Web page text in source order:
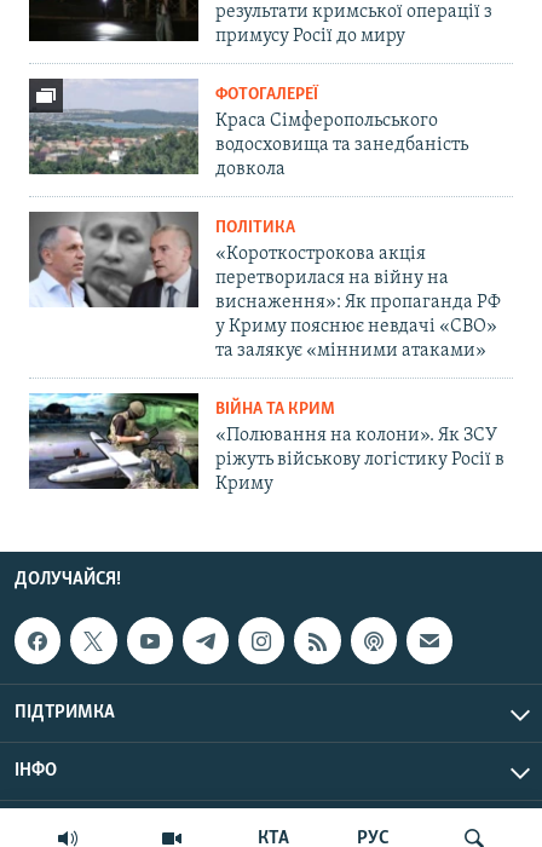
КТА РУС
результати кримської операції з
примусу Росії до миру
ФОТОГАЛЕРЕЇ
Краса Сімферопольського
водосховища та занедбаність
довкола
ПОЛІТИКА
«Короткострокова акція
перетворилася на війну на
виснаження»: Як пропаганда РФ
у Криму пояснює невдачі «СВО»
та залякує «мінними атаками»
ВІЙНА ТА КРИМ
«Полювання на колони». Як ЗСУ
ріжуть військову логістику Росії в
Криму
ДОЛУЧАЙСЯ!
ПІДТРИМКА
ІНФО
© Крим.Реалії, 2026 | Усі права застережено.